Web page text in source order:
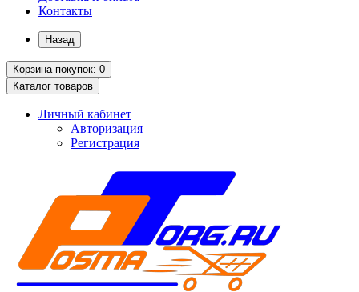
Контакты
Назад
Корзинапокупок: 0
Каталог товаров
Личный кабинет
Авторизация
Регистрация